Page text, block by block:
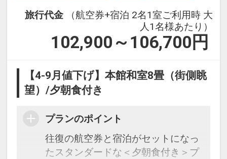
旅行代金
（航空券+宿泊 2名1室ご利用時 大
人1名様あたり）
102,900～106,700 円
【4-9月値下げ】本館和室8畳（街側眺
望）/夕朝食付き
プランのポイント
往復の航空券と宿泊がセットになっ
たスタンダードな＜夕朝食付き＞プ